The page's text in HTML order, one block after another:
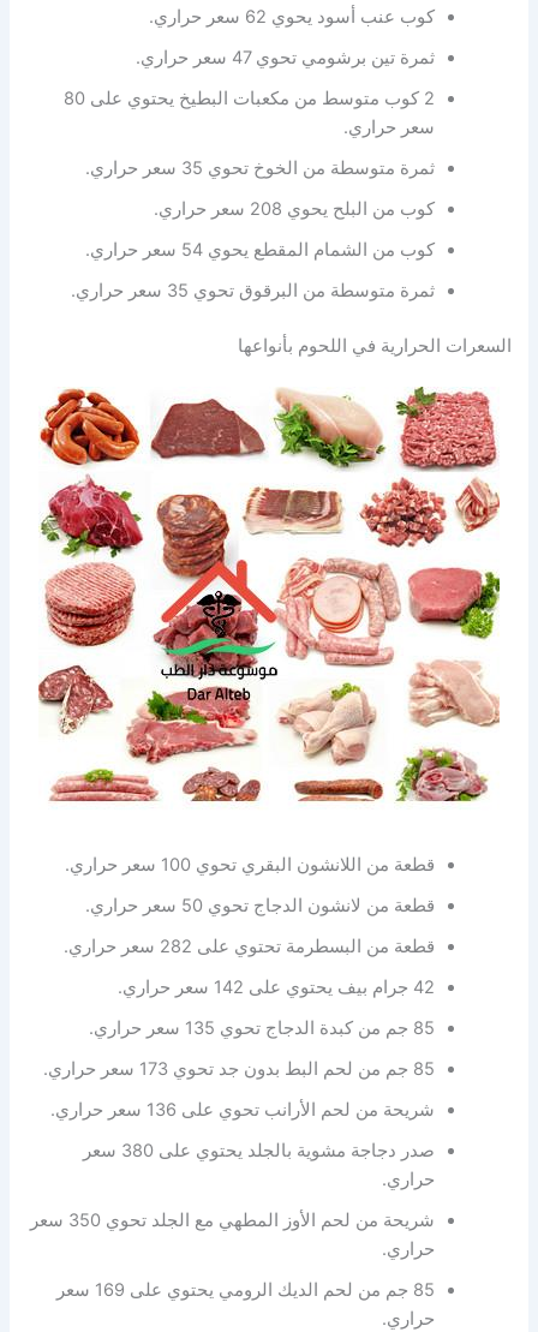
كوب عنب أسود يحوي 62 سعر حراري.
ثمرة تين برشومي تحوي 47 سعر حراري.
2 كوب متوسط من مكعبات البطيخ يحتوي على 80
سعر حراري.
ثمرة متوسطة من الخوخ تحوي 35 سعر حراري.
كوب من البلح يحوي 208 سعر حراري.
كوب من الشمام المقطع يحوي 54 سعر حراري.
ثمرة متوسطة من البرقوق تحوي 35 سعر حراري.
السعرات الحرارية في اللحوم بأنواعها
قطعة من اللانشون البقري تحوي 100 سعر حراري.
قطعة من لانشون الدجاج تحوي 50 سعر حراري.
قطعة من البسطرمة تحتوي على 282 سعر حراري.
42 جرام بيف يحتوي على 142 سعر حراري.
85 جم من كبدة الدجاج تحوي 135 سعر حراري.
85 جم من لحم البط بدون جد تحوي 173 سعر حراري.
شريحة من لحم الأرانب تحوي على 136 سعر حراري.
صدر دجاجة مشوية بالجلد يحتوي على 380 سعر
حراري.
شريحة من لحم الأوز المطهي مع الجلد تحوي 350 سعر
حراري.
85 جم من لحم الديك الرومي يحتوي على 169 سعر
حراري.